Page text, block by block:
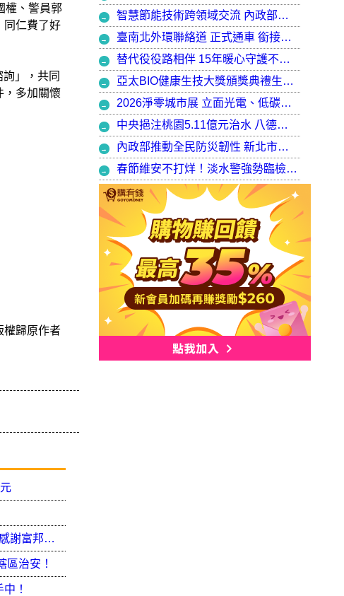
權、警員郭
同仁費了好
」，共同
，多加關懷
權歸原作者
文山第二分局二度攔阻詐騙案件發生 分局長感謝富邦銀行及永豐銀行關懷提問發揮功效
區治安！
！
智慧節能技術跨領域交流 內政部攜手產官學加速建築淨零轉型
臺南北外環聯絡道 正式通車 銜接樹谷園區 完善南科聯外路網
替代役役路相伴 15年暖心守護不停歇，攜手走出溫暖與希望
亞太BIO健康生技大獎頒獎典禮生技健康產業榮耀盛會
2026淨零城市展 立面光電、低碳社宅齊登場 內政部攜手產業走入生活場域 共築2050淨零願景
中央挹注桃園5.11億元治水 八德區大仁滯洪池今啟用 守護龜山產業園區6千億產值 保障3.5萬居民安全
內政部推動全民防災韌性 新北市防災士培訓突破 2 萬人
春節維安不打烊！淡水警強勢臨檢掃蕩 封閉式路檢斷絕治安隱憂